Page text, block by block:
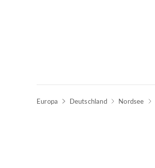
Europa Deutschland Nordsee